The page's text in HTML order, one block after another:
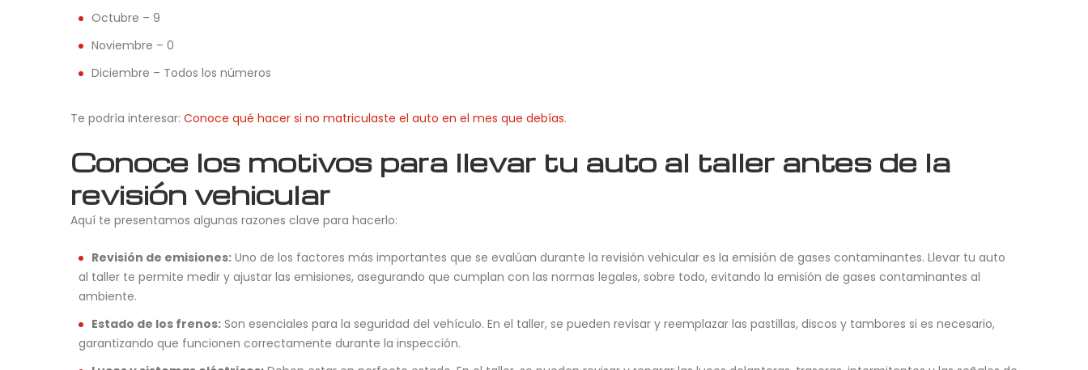
Octubre – 9
Noviembre – 0
Diciembre – Todos los números
Te podría interesar: Conoce qué hacer si no matriculaste el auto en el mes que debías.
Conoce los motivos para llevar tu auto al taller antes de la
revisión vehicular
Aquí te presentamos algunas razones clave para hacerlo:
Revisión de emisiones: Uno de los factores más importantes que se evalúan durante la revisión vehicular es la emisión de gases contaminantes. Llevar tu auto
al taller te permite medir y ajustar las emisiones, asegurando que cumplan con las normas legales, sobre todo, evitando la emisión de gases contaminantes al
ambiente.
Estado de los frenos: Son esenciales para la seguridad del vehículo. En el taller, se pueden revisar y reemplazar las pastillas, discos y tambores si es necesario,
garantizando que funcionen correctamente durante la inspección.